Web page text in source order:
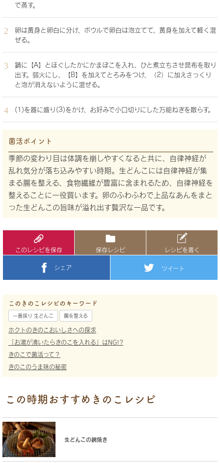
で蒸す。
卵は黄身と卵白に分け、ボウルで卵白は泡立てて、黄身を加えて軽く混
ぜる。
鍋に【A】とほぐしたかにかまぼこを入れ、ひと煮立ちさせ昆布を取り
出す。弱火にし、【B】を加えてとろみをつけ、（2）に加えさっくり
と泡が消えないように混ぜる。
(1)を器に盛り(3)をかけ、お好みで小口切りにした万能ねぎを散らす。
菌活ポイント
季節の変わり目は体調を崩しやすくなると共に、自律神経が
乱れ気分が落ち込みやすい時期。生どんこには自律神経が集
まる腸を整える、食物繊維が豊富に含まれるため、自律神経を
整えることに一役買います。卵のふわふわで上品なあんをまと
った生どんこの旨味が溢れ出す贅沢な一品です。
このレシピを保存 保存レシピ レシピを書く
シェア ツイート
このきのこレシピのキーワード
一番採り 生どんこ 腸を整える
ホクトのきのこおいしさへの探求
「お湯が沸いたらきのこを入れる」はNG!?
きのこで菌活って？
きのこのうま味の秘密
この時期おすすめきのこレシピ
生どんこの網焼き